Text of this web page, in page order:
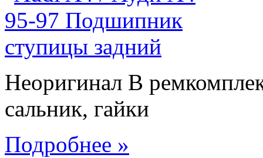
Неоригинал В
сальник, гайки
Подробнее »